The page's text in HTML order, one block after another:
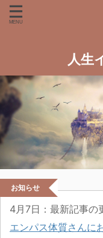
人生
お知らせ
4月7日：最新記事の
エンパス体質さんに